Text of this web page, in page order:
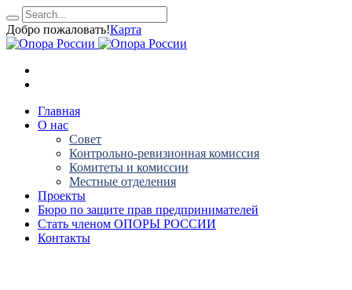
Добро пожаловать!Карта
Главная
О нас
Совет
Контрольно-ревизионная комиссия
Комитеты и комиссии
Местные отделения
Проекты
Бюро по защите прав предпринимателей
Стать членом ОПОРЫ РОССИИ
Контакты